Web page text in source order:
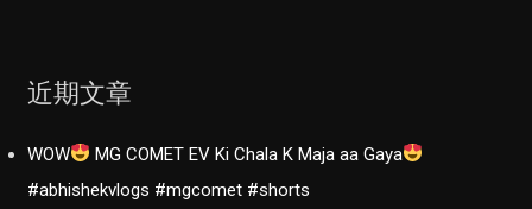
近期文章
WOW
MG COMET EV Ki Chala K Maja aa Gaya
#abhishekvlogs #mgcomet #shorts